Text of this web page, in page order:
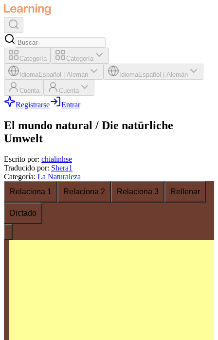
Categoría Categoría
IdiomaEspañol Alemán IdiomaEspañol Alemán
Cuenta Cuenta
Registrarse Entrar
El mundo natural / Die natürliche
Umwelt
Escrito por: chialinhse
Traducido por: Shera1
Categoría: La Naturaleza
Relaciona 1
Relaciona 2 Relaciona 3 Rellenar
Dictado